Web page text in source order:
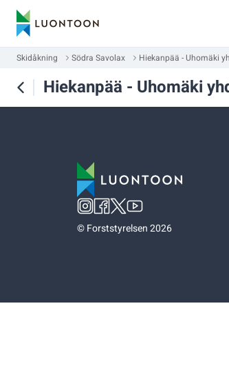
Skidåkning Södra Savolax Hiekanpää - Uhomäki
Hiekanpää - Uhomäki
©Forststyrelsen 2026